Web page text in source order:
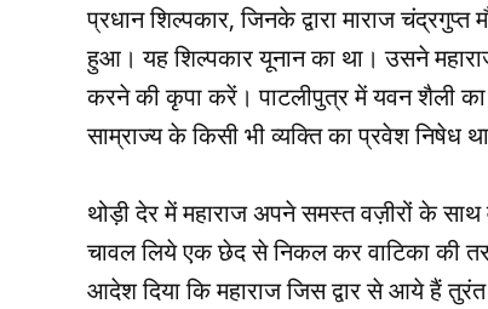
प्रधान शिल्‍पकार, जिनके द्वारा माराज
हुआ। यह शिल्‍पकार यूनान का था। उसने
करने की कृपा करें। पाटलीपुत्र में यवन शैली का
साम्राज्‍य के किसी भी व्‍यक्ति का प्रवेश निषेध
थोड़ी देर में महाराज अपने समस्‍त वज़ीरों के
चावल लिये एक छेद से निकल कर वाटिका की
आदेश दिया कि महाराज जिस द्वार से आये हैं